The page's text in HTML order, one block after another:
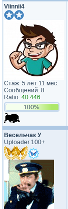
Viinnii4
Стаж: 5 лет 11 мес.
Сообщений: 8
Ratio: 40.446
100%
Весельчак У
Uploader 100+